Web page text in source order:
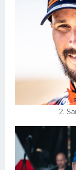
2.
Велогонки
Конькобежный
Тренажеры
Интерьеры